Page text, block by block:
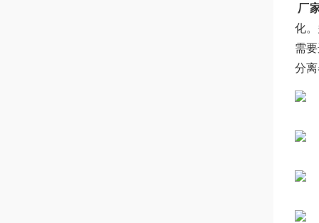
厂
化
需
分